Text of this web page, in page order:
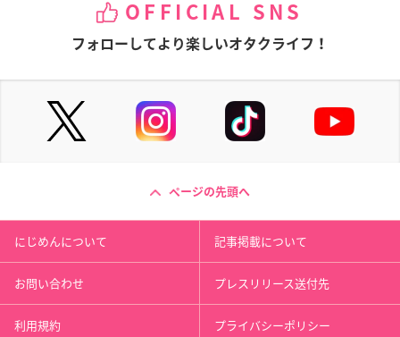
OFFICIAL SNS
フォローしてより楽しいオタクライフ！
ページの先頭へ
にじめんについて 記事掲載について
お問い合わせ プレスリリース送付先
利用規約 プライバシーポリシー